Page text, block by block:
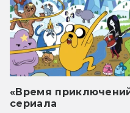
«Время
сериала